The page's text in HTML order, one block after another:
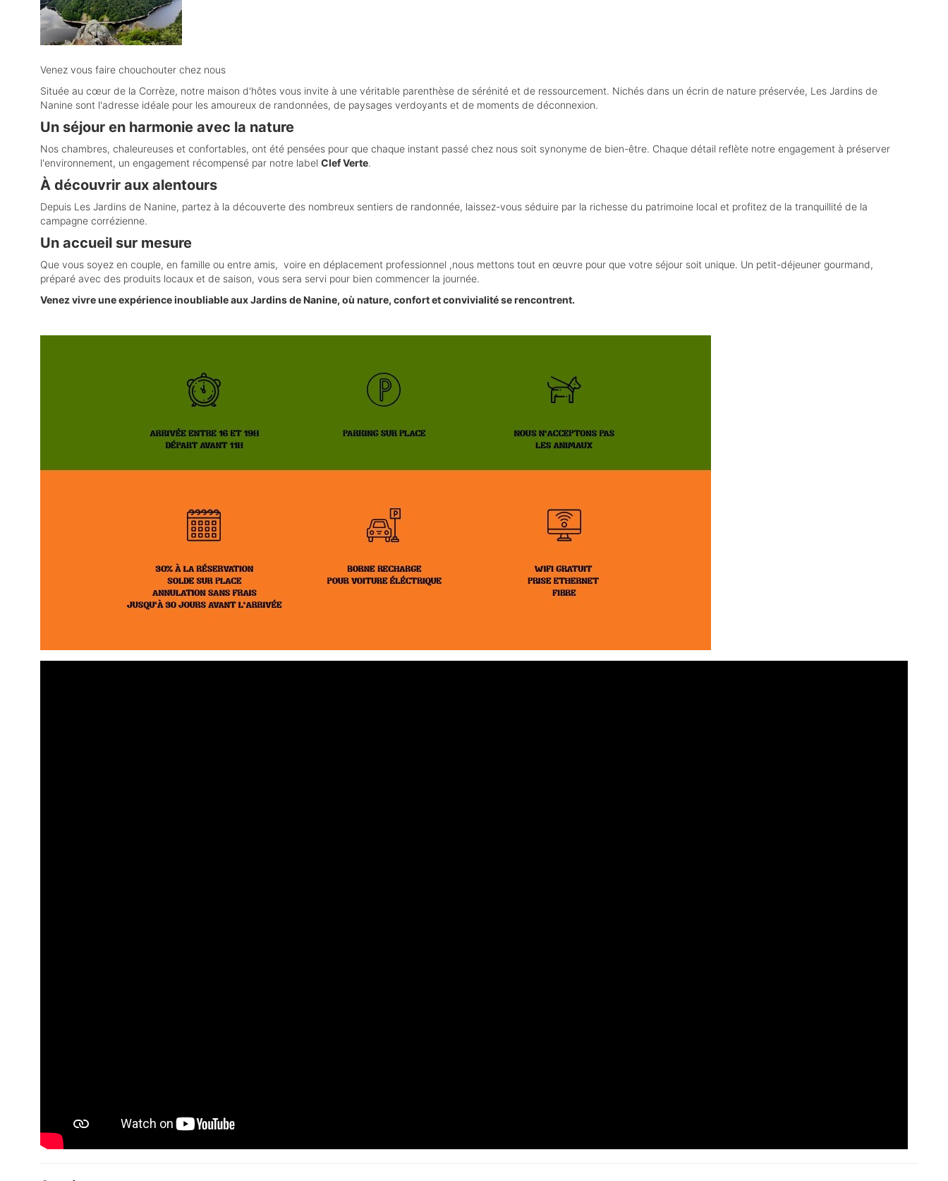
Venez vous faire chouchouter chez nous
Située au cœur de la Corrèze, notre maison d'hôtes vous invite à une véritable parenthèse de sérénité et de ressourcement. Nichés dans un écrin de nature préservée, Les Jardins de
Nanine sont l'adresse idéale pour les amoureux de randonnées, de paysages verdoyants et de moments de déconnexion.
Un séjour en harmonie avec la nature
Nos chambres, chaleureuses et confortables, ont été pensées pour que chaque instant passé chez nous soit synonyme de bien-être. Chaque détail reflète notre engagement à préserver
l'environnement, un engagement récompensé par notre label Clef Verte.
À découvrir aux alentours
Depuis Les Jardins de Nanine, partez à la découverte des nombreux sentiers de randonnée, laissez-vous séduire par la richesse du patrimoine local et profitez de la tranquillité de la
campagne corrézienne.
Un accueil sur mesure
Que vous soyez en couple, en famille ou entre amis, voire en déplacement professionnel ,nous mettons tout en œuvre pour que votre séjour soit unique. Un petit-déjeuner gourmand,
préparé avec des produits locaux et de saison, vous sera servi pour bien commencer la journée.
Venez vivre une expérience inoubliable aux Jardins de Nanine, où nature, confort et convivialité se rencontrent.